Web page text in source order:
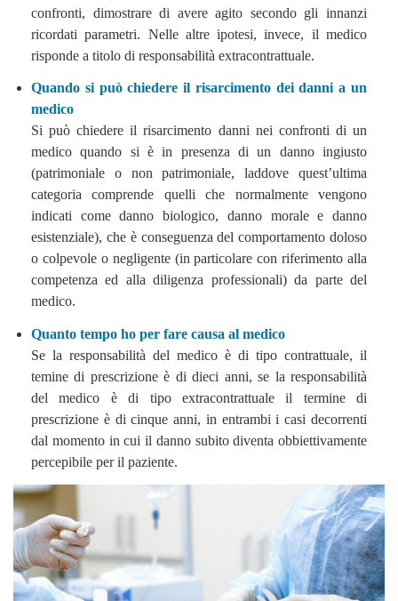
confronti, dimostrare di avere agito secondo gli innanzi
ricordati parametri. Nelle altre ipotesi, invece, il medico
risponde a titolo di responsabilità extracontrattuale.
Quando si può chiedere il risarcimento dei danni a un
medico
Si può chiedere il risarcimento danni nei confronti di un
medico quando si è in presenza di un danno ingiusto
(patrimoniale o non patrimoniale, laddove quest’ultima
categoria comprende quelli che normalmente vengono
indicati come danno biologico, danno morale e danno
esistenziale), che è conseguenza del comportamento doloso
o colpevole o negligente (in particolare con riferimento alla
competenza ed alla diligenza professionali) da parte del
medico.
Quanto tempo ho per fare causa al medico
Se la responsabilità del medico è di tipo contrattuale, il
temine di prescrizione è di dieci anni, se la responsabilità
del medico è di tipo extracontrattuale il termine di
prescrizione è di cinque anni, in entrambi i casi decorrenti
dal momento in cui il danno subito diventa obbiettivamente
percepibile per il paziente.